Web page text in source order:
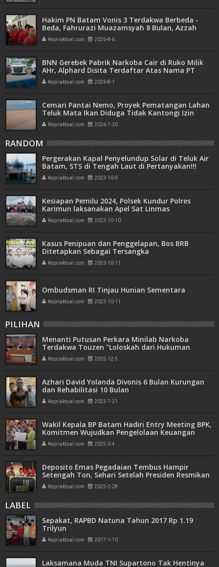
Hakim PN Batam Vonis 3 Terdakwa Berbeda -
Beda, Fahrurazi Muazamsyah 8 Bulan, Azzah
Azzurah dan Risma Divonis 2 Tahun 6 Bulan
Kepriaktual.com 2026-8-6
BNN Gerebek Pabrik Narkoba Cair di Ruko Milik
AHr, Alphard Disita Terdaftar Atas Nama PT
Mitra Usaha Properti
Kepriaktual.com 2026-8-1
Cemari Pantai Nemo, Proyek Pematangan Lahan
Teluk Mata Ikan Diduga Tidak Kantongi Izin
Amdal
Kepriaktual.com 2026-7-30
RANDOM
Pergerakan Kapal Penyelundup Solar di Teluk Air
Batam, STS di Tengah Laut di Pertanyakan!!!
Kepriaktual.com 2023-10-9
Kesiapan Pemilu 2024, Polsek Kundur Polres
Karimun laksanakan Apel Sat Linmas
Kepriaktual.com 2023-10-10
Kasus Penipuan dan Penggelapan, Bos BRB
Ditetapkan Sebagai Tersangka
Kepriaktual.com 2023-10-11
Ombudsman RI Tinjau Hunian Sementara
Kepriaktual.com 2023-10-11
PILIHAN
Menanti Putusan Perkara Minilab Narkoba
Terdakwa Touzen "Loloskah dari Hukuman
Seumur Hidup atau Mati"
Kepriaktual.com 2025-12-5
Azhari David Yolanda Divonis 6 Bulan Kurungan
dan Rehabilitasi 10 Bulan
Kepriaktual.com 2023-7-21
Wakil Kepala BP Batam Hadiri Entry Meeting BPK,
Komitmen Wujudkan Pengelolaan Keuangan
Transparan dan Akuntabel
Kepriaktual.com 2025-3-4
Deposito Emas Pegadaian Tembus Hampir
Setengah Ton, Sehari Setelah Presiden Resmikan
Bank Emas
Kepriaktual.com 2025-2-28
LABEL
Sepakat, RAPBD Natuna Tahun 2017 Rp 1.19
Trilyun
Kepriaktual.com 2017-1-10
Laksamana Muda TNI Supartono Tak Hentinya